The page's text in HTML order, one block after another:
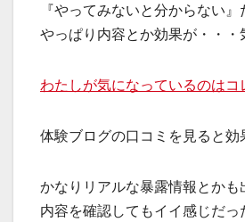
『やってみないと分からない
やっぱり内容とか効果が・・・
わたしが気になっているのはコ
体験ブログの口コミを見ると効
かなりリアルな暴露情報とかも
内容を確認してもイイ感じだっ